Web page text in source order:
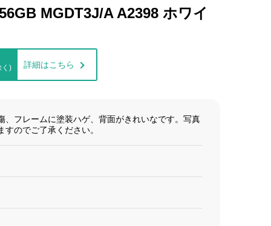
MGDT3J/A A2398 ホワイ
く) 詳細はこちら
、フレームに塗装ハゲ、背面がきれいなです。写真
のでご了承ください。